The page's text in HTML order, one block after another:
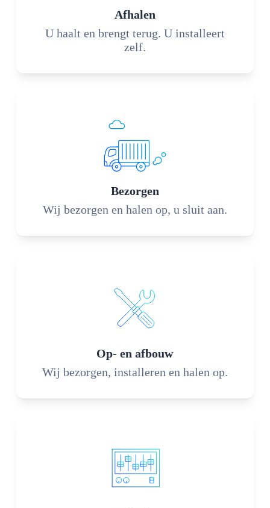
Afhalen
U haalt en brengt terug. U installeert
zelf.
Bezorgen
Wij bezorgen en halen op, u sluit aan.
Op- en afbouw
Wij bezorgen, installeren en halen op.